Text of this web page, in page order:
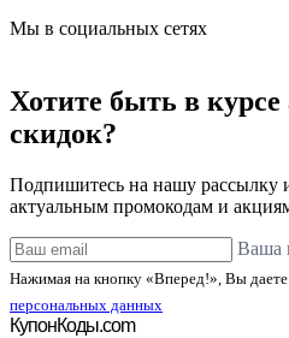
Мы в социальных сетях
Хотите быть в
скидок?
Подпишитесь на нашу рассылку
актуальным промокодам и
Ваша
Нажимая на кнопку «Вперед!», Вы даете
персональных данных
КупонКоды.com